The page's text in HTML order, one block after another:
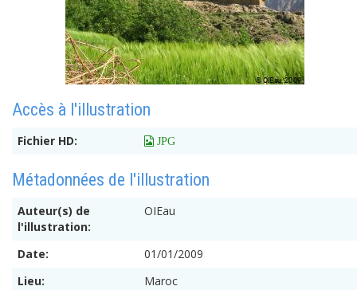
Accès à l'illustration
Fichier HD:  JPG
Métadonnées de l'illustration
Auteur(s) de
l'illustration:
OIEau
Date:
01/01/2009
Lieu:
Maroc